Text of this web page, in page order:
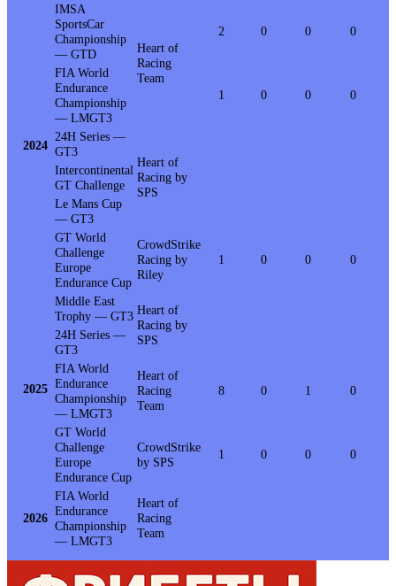
2024
IMSA
SportsCar
Championship
— GTD
Heart of
Racing
Team
2 0 0 0
FIA World
Endurance
Championship
— LMGT3
1 0 0 0
24H Series —
GT3
Heart of
Racing by
SPS
Intercontinental
GT Challenge
Le Mans Cup
— GT3
GT World
Challenge
Europe
Endurance Cup
CrowdStrike
Racing by
Riley
1 0 0 0
2025
Middle East
Trophy — GT3 Heart of
Racing by
SPS
24H Series —
GT3
FIA World
Endurance
Championship
— LMGT3
Heart of
Racing
Team
8 0 1 0
GT World
Challenge
Europe
Endurance Cup
CrowdStrike
by SPS
1 0 0 0
2026
FIA World
Endurance
Championship
— LMGT3
Heart of
Racing
Team